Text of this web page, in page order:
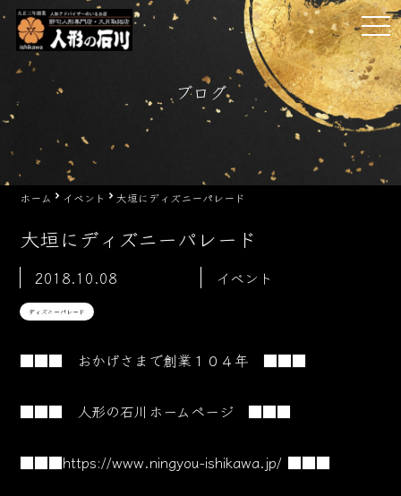
Skip
content
ブログ
ホーム イベント 大垣にディズニーパレード
大垣にディズニーパレード
2018.10.08 イベント
ディズニーパレード
■■■ おかげさまで創業１０４年 ■■■
■■■ 人形の石川ホームページ ■■■
■■■https://www.ningyou-ishikawa.jp/ ■■■